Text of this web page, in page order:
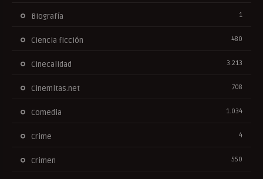
Biografía 1
Ciencia ficción 480
Cinecalidad 3.213
Cinemitas.net 708
Comedia 1.034
Crime 4
Crimen 550